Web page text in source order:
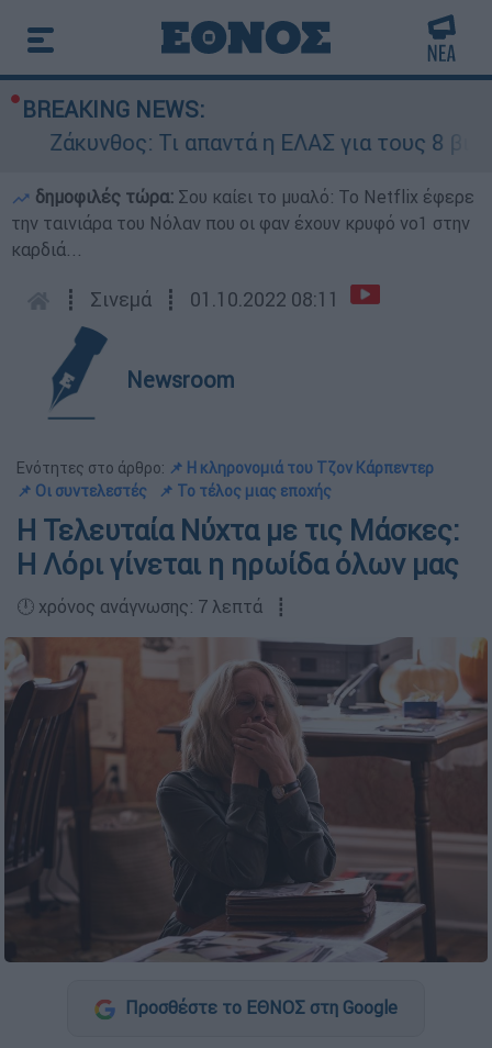
BREAKING NEWS:
Τι απαντά η ΕΛΑΣ για τους 8 βιασμούς
δημοφιλές τώρα: Σου καίει το μυαλό: Το Netflix έφερε
την ταινιάρα του Νόλαν που οι φαν έχουν κρυφό νο1 στην
καρδιά...
┋ Σινεμά ┋ 01.10.2022 08:11
Newsroom
Ενότητες στο άρθρο: 📌 Η κληρονομιά του Τζον Κάρπεντερ
📌 Οι συντελεστές
📌 Το τέλος μιας εποχής
Η Τελευταία Νύχτα με τις Μάσκες:
Η Λόρι γίνεται η ηρωίδα όλων μας
🕛 χρόνος ανάγνωσης: 7 λεπτά ┋
Προσθέστε το ΕΘΝΟΣ στη Google